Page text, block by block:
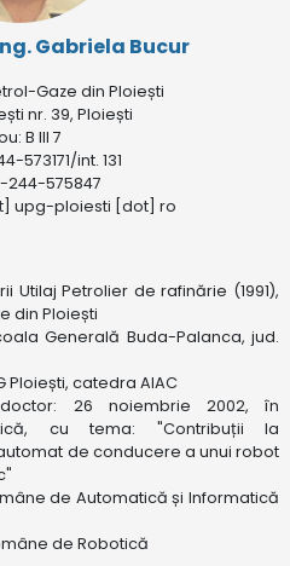
Gabriela Bucur
Gaze din Ploiești
nr. 39, Ploiești
B III 7
573171/int. 131
244-575847
upg-ploiesti [dot] ro
Utilaj Petrolier de rafinărie (1991),
din Ploiești
Generală Buda-Palanca, jud.
Ploiești, catedra AIAC
26 noiembrie 2002, în
cu tema: "Contribuții la
de conducere a unui robot
de Automatică și Informatică
de Robotică